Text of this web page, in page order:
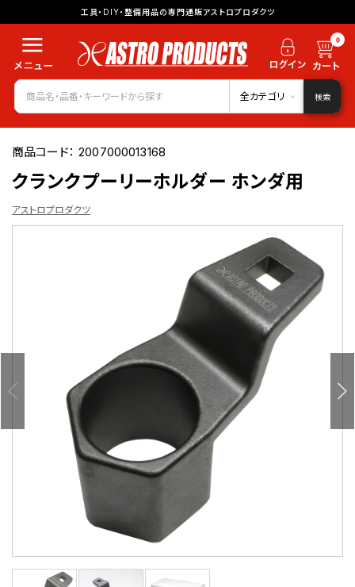
工具・DIY・整備用品の専門通販アストロプロダクツ
0
全カテゴリ 検索
商品コード：2007000013168
クランクプーリーホルダー ホンダ用
アストロプロダクツ